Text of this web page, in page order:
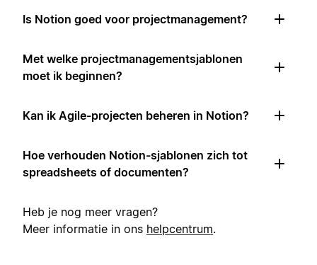
Is Notion goed voor projectmanagement?
Met welke projectmanagementsjablonen
moet ik beginnen?
Kan ik Agile-projecten beheren in Notion?
Hoe verhouden Notion-sjablonen zich tot
spreadsheets of documenten?
Heb je nog meer vragen?
Meer informatie in ons helpcentrum.